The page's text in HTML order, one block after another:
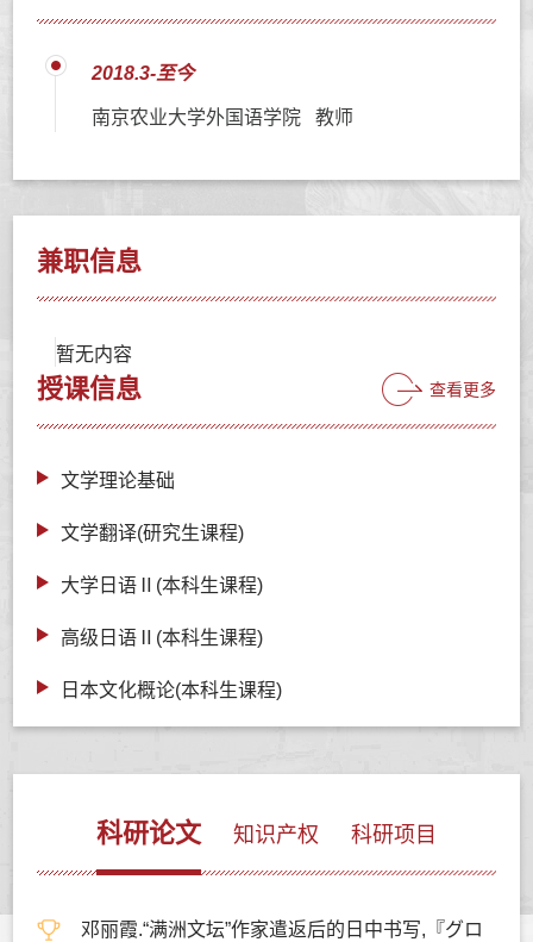
2018.3-至今
南京农业大学外国语学院 教师
兼职信息
暂无内容
授课信息 查看更多
文学理论基础
文学翻译(研究生课程)
大学日语Ⅱ(本科生课程)
高级日语Ⅱ(本科生课程)
日本文化概论(本科生课程)
科研论文 知识产权 科研项目
邓丽霞.“满洲文坛”作家遣返后的日中书写,『グロ